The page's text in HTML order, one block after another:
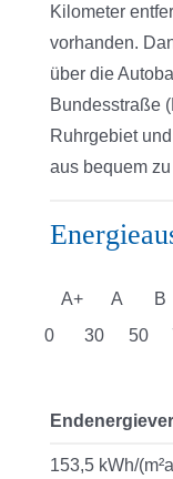
Kilometer
vorhanden.
über die
Bundesstraße
Ruhrgebiet
aus bequem
0
A+
30
A
50
B
153,5 kWh/